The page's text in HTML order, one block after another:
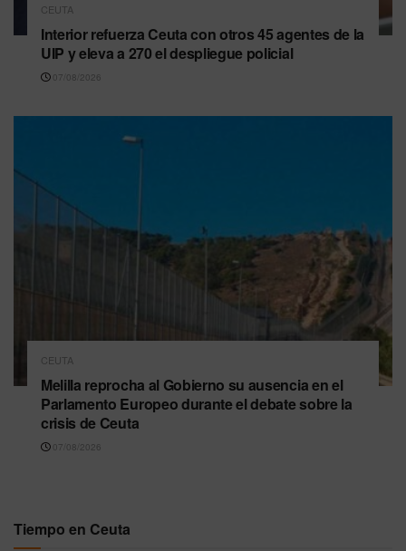
CEUTA
Interior refuerza Ceuta con otros 45 agentes de la
UIP y eleva a 270 el despliegue policial
07/08/2026
CEUTA
Melilla reprocha al Gobierno su ausencia en el
Parlamento Europeo durante el debate sobre la
crisis de Ceuta
07/08/2026
Tiempo en Ceuta